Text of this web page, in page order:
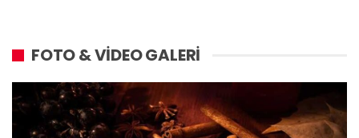
FOTO & VİDEO GALERİ